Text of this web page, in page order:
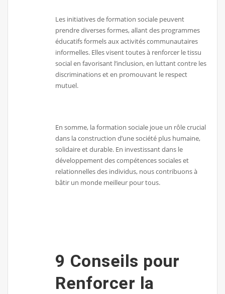
Les initiatives de formation sociale peuvent
prendre diverses formes, allant des programmes
éducatifs formels aux activités communautaires
informelles. Elles visent toutes à renforcer le tissu
social en favorisant l’inclusion, en luttant contre les
discriminations et en promouvant le respect
mutuel.
En somme, la formation sociale joue un rôle crucial
dans la construction d’une société plus humaine,
solidaire et durable. En investissant dans le
développement des compétences sociales et
relationnelles des individus, nous contribuons à
bâtir un monde meilleur pour tous.
9 Conseils pour
Renforcer la